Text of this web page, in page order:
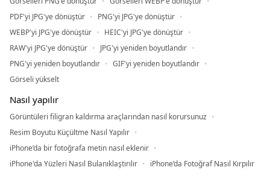
PDF'yi JPG'ye dönüştür
PNG'yi JPG'ye dönüştür
WEBP'yi JPG'ye dönüştür
HEIC'yi JPG'ye dönüştür
RAW'yi JPG'ye dönüştür
JPG'yi yeniden boyutlandır
PNG'yi yeniden boyutlandır
GIF'yi yeniden boyutlandır
Görseli yükselt
Nasıl yapılır
Görüntüleri filigran kaldırma araçlarından nasıl korursunuz
Resim Boyutu Küçültme Nasıl Yapılır
iPhone’da bir fotoğrafa metin nasıl eklenir
iPhone'da Yüzleri Nasıl Bulanıklaştırılır
iPhone’da Fotoğraf Nasıl Kırpılır